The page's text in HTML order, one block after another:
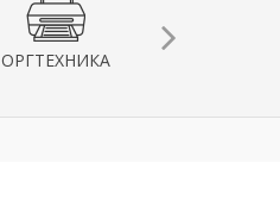
ОРГТЕХНИКА